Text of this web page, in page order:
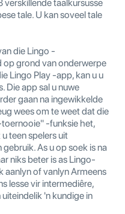
taalkursusse
tale. U kan soveel tale
die Lingo -
grond van onderwerpe
Lingo Play -app, kan u u
Die app sal u nuwe
gaan na ingewikkelde
wees om te weet dat die
-funksie het,
teen spelers uit
As u op soek is na
niks beter is as Lingo-
aanlyn of vanlyn Armeens
lesse vir intermediêre,
'n kundige in